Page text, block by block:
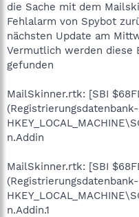
die Sache mit dem
Fehlalarm von Spybot
nächsten Update am
Vermutlich werden diese
gefunden
MailSkinner.rtk: [SBI
n.Addin
MailSkinner.rtk: [SBI
n.Addin.1